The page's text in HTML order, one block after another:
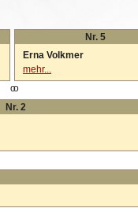
Nr. 5
Erna Volkmer
mehr...
oo
Nr. 2